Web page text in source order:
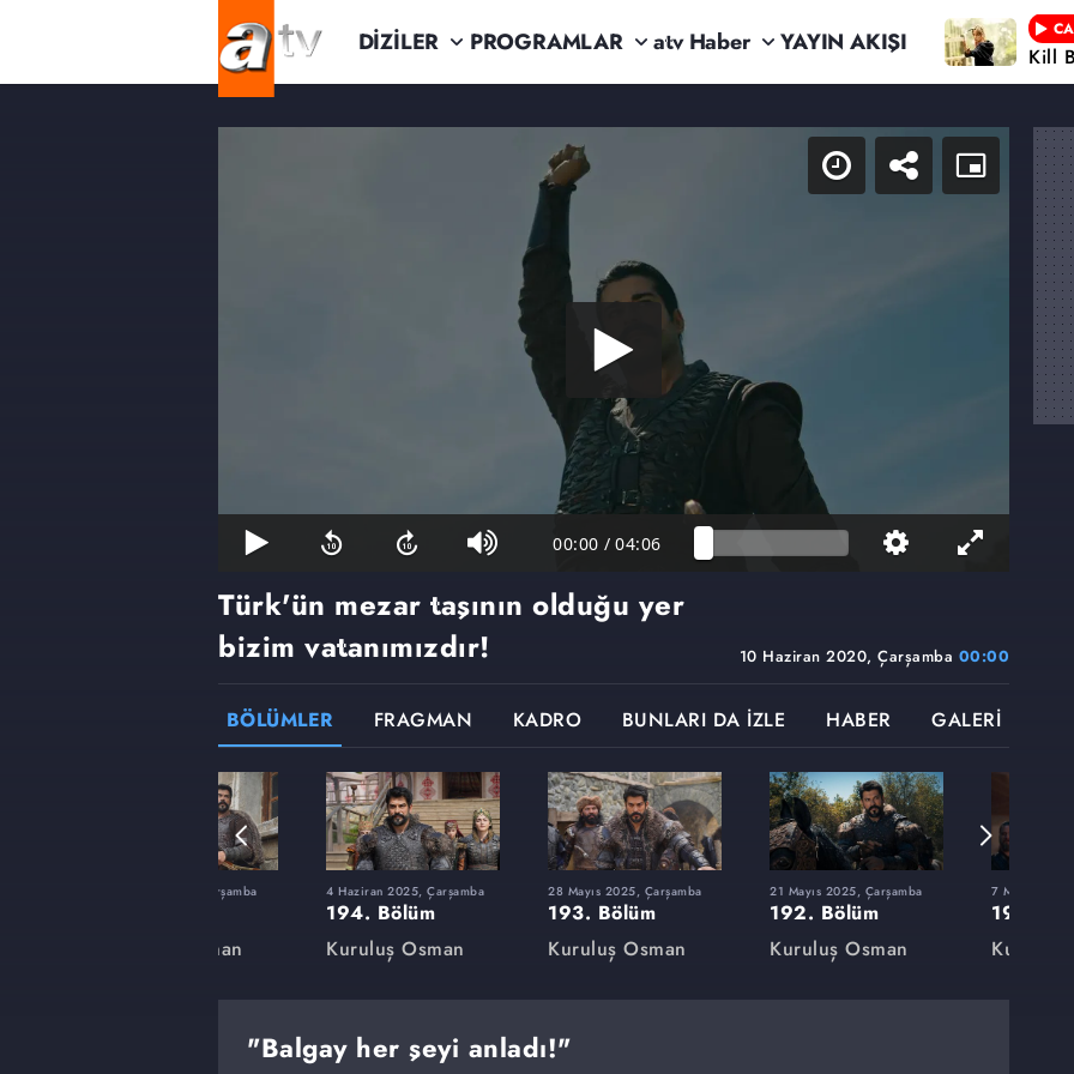
DİZİLER PROGRAMLAR atv Haber YAYIN AKIŞI Kill
00:00 / 04:06
10 Haziran 2020, Çarşamba 00:00
Türk'ün mezar taşının olduğu yer
bizim vatanımızdır!
BÖLÜMLER FRAGMAN KADRO BUNLARI DA İZLE HABER GALERİ
12 Şubat 2025, Çarşamba
Kuruluş Osman
4 Haziran 2025, Çarşamba
194. Bölüm
Kuruluş Osman
28 Mayıs 2025, Çarşamba
193. Bölüm
Kuruluş Osman
21 Mayıs 2025, Çarşamba
192. Bölüm
Kuruluş Osman
7 Mayıs 2025,
191.
Kuruluş
"Balgay her şeyi anladı!"